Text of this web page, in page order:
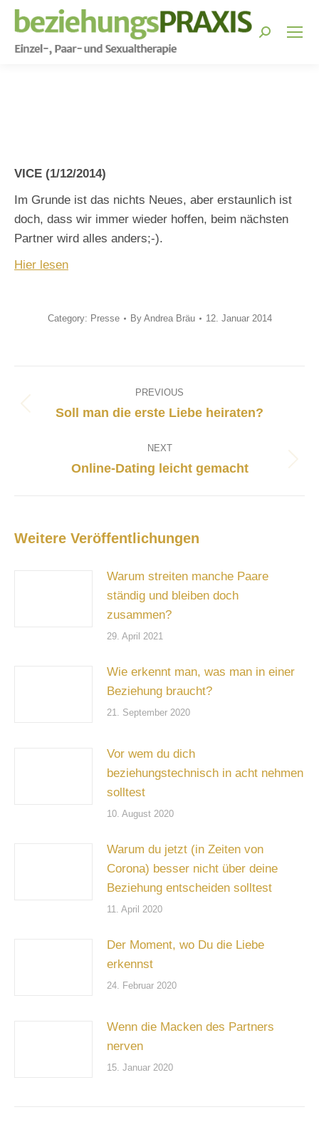
Search:
VICE (1/12/2014)
Im Grunde ist das nichts Neues, aber erstaunlich ist
doch, dass wir immer wieder hoffen, beim nächsten
Partner wird alles anders;-).
Hier lesen
Category: Presse By Andrea Bräu 12. Januar 2014
navigation
PREVIOUS
Previous
Soll man die erste Liebe heiraten?
NEXT
Next
Online-Dating leicht gemacht
Weitere Veröffentlichungen
Warum streiten manche Paare
ständig und bleiben doch
zusammen?
29. April 2021
Wie erkennt man, was man in einer
Beziehung braucht?
21. September 2020
Vor wem du dich
beziehungstechnisch in acht nehmen
solltest
10. August 2020
Warum du jetzt (in Zeiten von
Corona) besser nicht über deine
Beziehung entscheiden solltest
11. April 2020
Der Moment, wo Du die Liebe
erkennst
24. Februar 2020
Wenn die Macken des Partners
nerven
15. Januar 2020